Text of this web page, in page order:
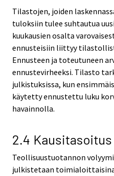
Tilastojen, joiden
tuloksiin tulee suhtautua
kuukausien osalta
ennusteisiin liittyy
Ennusteen ja toteutuneen
ennustevirheeksi. Tilasto
julkistuksissa, kun
käytetty ennustettu luku
havainnolla.
2.4 Kausitasoitus
Teollisuustuotannon
julkistetaan